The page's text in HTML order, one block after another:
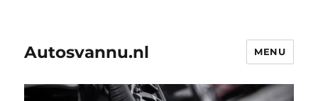
Autosvannu.nl MENU